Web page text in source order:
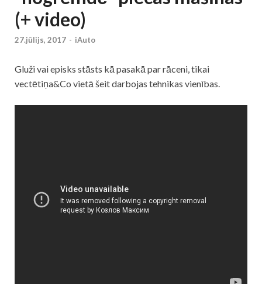
(+ video)
27.jūlijs, 2017 - iAuto
Gluži vai episks stāsts kā pasakā par rāceni, tikai
vectētiņa&Co vietā šeit darbojas tehnikas vienības.